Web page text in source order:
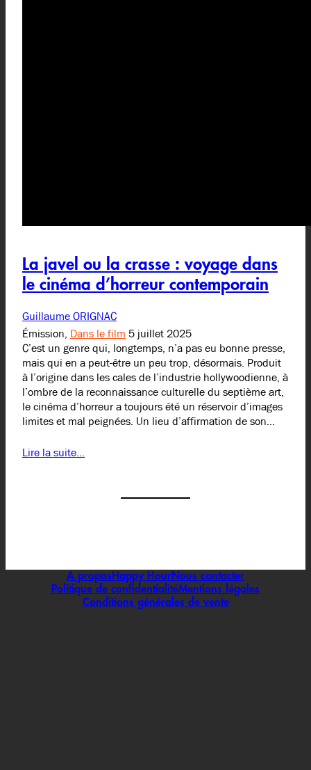
La javel ou la crasse : voyage dans
le cinéma d’horreur contemporain
Guillaume ORIGNAC
Émission, Dans le film 5 juillet 2025
C’est un genre qui, longtemps, n’a pas eu bonne presse,
mais qui en a peut-être un peu trop, désormais. Produit
à l’origine dans les cales de l’industrie hollywoodienne, à
l’ombre de la reconnaissance culturelle du septième art,
le cinéma d’horreur a toujours été un réservoir d’images
limites et mal peignées. Un lieu d’affirmation de son…
Lire la suite…
A propos Happy HourNous contacter
Politique de confidentialitéMentions légales
Conditions générales de vente